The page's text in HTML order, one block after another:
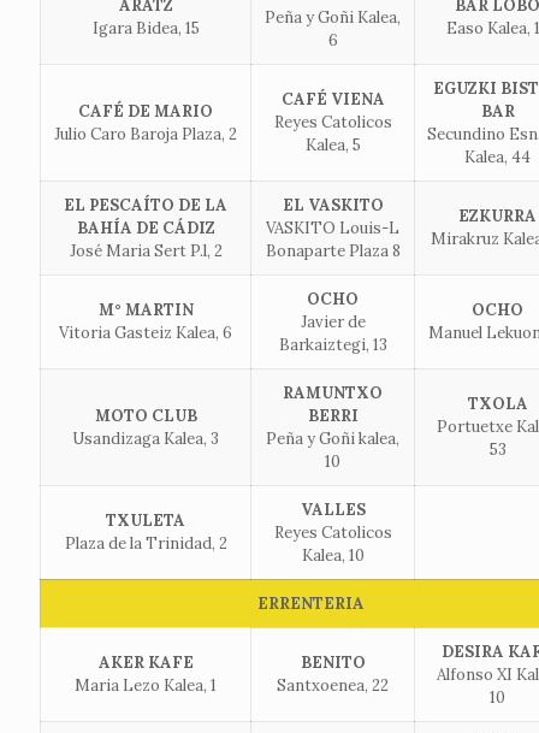
ARATZ
Igara Bidea, 15
Peña y Goñi Kalea,
6
BAR LOBO
Easo Kalea,
CAFÉ DE MARIO
Julio Caro Baroja Plaza, 2
CAFÉ VIENA
Reyes Catolicos
Kalea, 5
EGUZKI
BAR
Secundino
Kalea, 44
EL PESCAÍTO DE LA
BAHÍA DE CÁDIZ
José Maria Sert P.l, 2
EL VASKITO
VASKITO Louis-L
Bonaparte Plaza 8
EZKURRA
Mirakruz
M° MARTIN
Vitoria Gasteiz Kalea, 6
OCHO
Javier de
Barkaiztegi, 13
OCHO
Manuel
MOTO CLUB
Usandizaga Kalea, 3
RAMUNTXO
BERRI
Peña y Goñi kalea,
10
TXOLA
Portuetxe
53
TXULETA
Plaza de la Trinidad, 2
VALLES
Reyes Catolicos
Kalea, 10
ERRENTERIA
AKER KAFE
Maria Lezo Kalea, 1
BENITO
Santxoenea, 22
DESIRA
Alfonso XI
10